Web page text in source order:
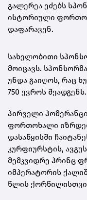
გალერეა ეძებს
ისტორიული
დაფარავენ.
სახელობითი
მოიცავს.
უნდა გაიღოს, რაც
750 ევროს შეადგენს.
პირველი
ფორთოხალი
დასაწყისში
კურფიურსტის,
მემკვიდრე პრინც
იმპერატორის
წლის